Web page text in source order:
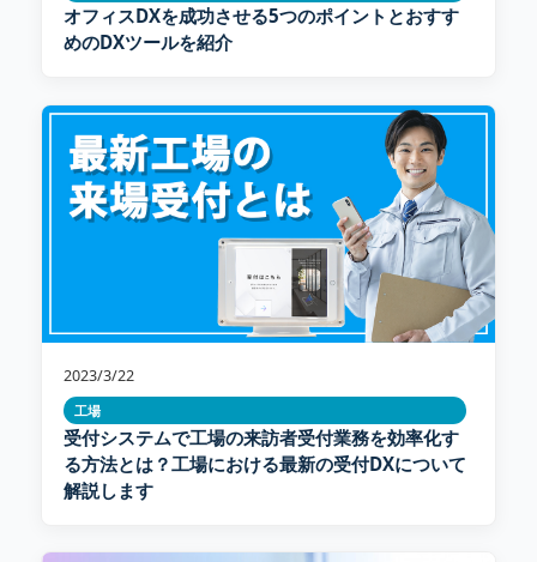
オフィスDXを成功させる5つのポイントとおすす
めのDXツールを紹介
2023/3/22
工場
受付システムで工場の来訪者受付業務を効率化す
る方法とは？工場における最新の受付DXについて
解説します